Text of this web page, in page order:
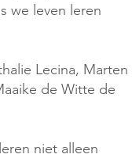
we leven leren
Lecina, Marten
de Witte de
niet alleen